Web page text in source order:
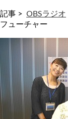
記事 > OBSラジオ
フューチャー